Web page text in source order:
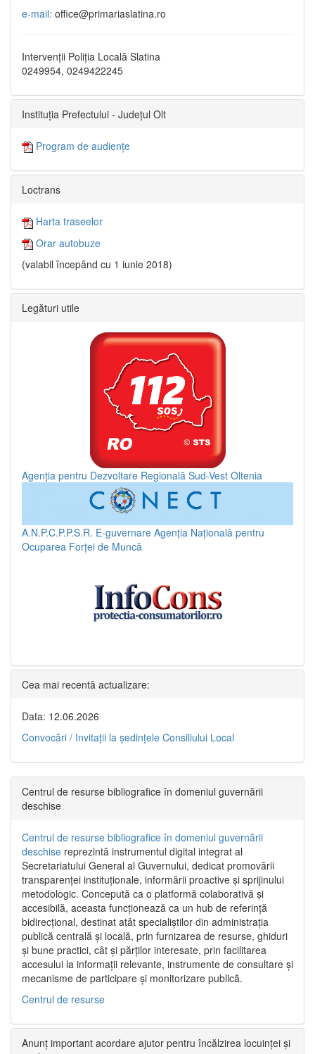
e-mail: office@primariaslatina.ro
Intervenții Poliția Locală Slatina
0249954, 0249422245
Instituția Prefectului - Județul Olt
Program de audiențe
Loctrans
Harta traseelor
Orar autobuze
(valabil începând cu 1 iunie 2018)
Legături utile
Agenția pentru Dezvoltare Regională Sud-Vest Oltenia
A.N.P.C.P.P.S.R. E-guvernare Agenția Națională pentru
Ocuparea Forței de Muncă
Cea mai recentă actualizare:
Data: 12.06.2026
Convocări / Invitaţii la şedinţele Consiliului Local
Centrul de resurse bibliografice în domeniul guvernării
deschise
Centrul de resurse bibliografice în domeniul guvernării
deschise reprezintă instrumentul digital integrat al
Secretariatului General al Guvernului, dedicat promovării
transparenței instituționale, informării proactive și sprijinului
metodologic. Concepută ca o platformă colaborativă și
accesibilă, aceasta funcționează ca un hub de referință
bidirecțional, destinat atât specialiștilor din administrația
publică centrală și locală, prin furnizarea de resurse, ghiduri
și bune practici, cât și părților interesate, prin facilitarea
accesului la informații relevante, instrumente de consultare și
mecanisme de participare și monitorizare publică.
Centrul de resurse
Anunț important acordare ajutor pentru încălzirea locuinței și